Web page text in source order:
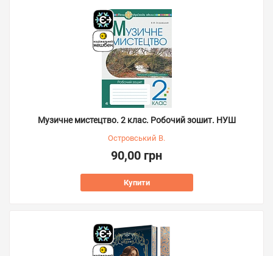
Музичне мистецтво. 2 клас. Робочий зошит. НУШ
Островський В.
90,00 грн
Купити